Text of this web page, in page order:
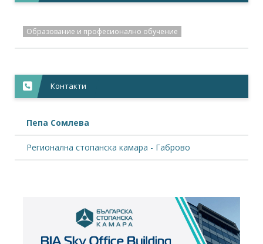
Образование и професионално обучение
Контакти
Пепа Сомлева
Регионална стопанска камара - Габрово